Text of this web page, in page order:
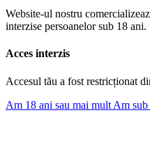
Website-ul nostru
interzise persoanelor sub 18 ani.
Acces interzis
Accesul tău a fost restricționat
Am 18 ani sau mai mult Am sub